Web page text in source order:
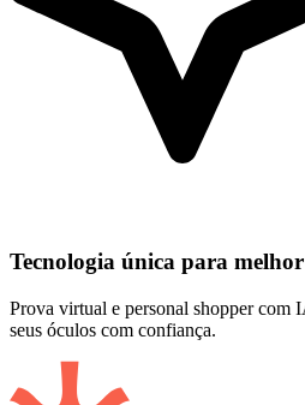
Tecnologia única para
Prova virtual e personal shopper com
seus óculos com confiança.